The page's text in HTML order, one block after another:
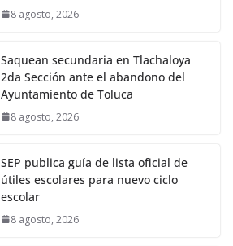
8 agosto, 2026
Saquean secundaria en Tlachaloya
2da Sección ante el abandono del
Ayuntamiento de Toluca
8 agosto, 2026
SEP publica guía de lista oficial de
útiles escolares para nuevo ciclo
escolar
8 agosto, 2026